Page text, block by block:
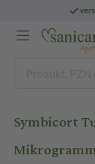
Symbicort